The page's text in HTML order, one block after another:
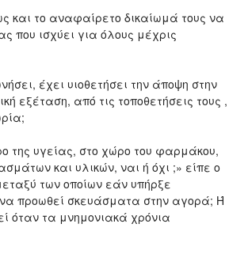
και το αναφαίρετο δικαίωμά τους να
που ισχύει για όλους μέχρις
έχει υιοθετήσει την άποψη στην
εξέταση, από τις τοποθετήσεις τους ,
της υγείας, στο χώρο του φαρμάκου,
και υλικών, ναι ή όχι ;» είπε ο
των οποίων εάν υπήρξε
προωθεί σκευάσματα στην αγορά; Ή
όταν τα μνημονιακά χρόνια